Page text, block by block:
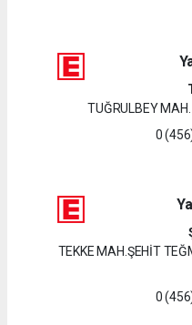
TUĞRULBEY
0
TEKKE MAH.ŞEHİT
0